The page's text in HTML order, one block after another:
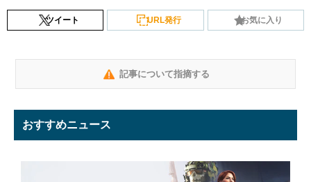
ツイート URL発行 お気に入り
記事について指摘する
おすすめニュース